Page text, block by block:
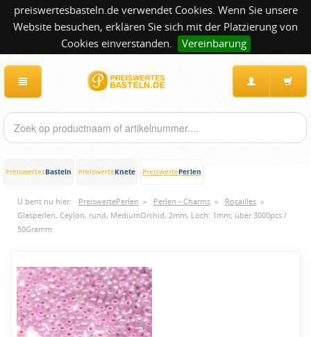
preiswertesbasteln.de verwendet Cookies. Wenn Sie unsere
Website besuchen, erklären Sie sich mit der Platzierung von
Cookies einverstanden.
Vereinbarung
PreiswertesBasteln PreiswerteKnete PreiswertePerlen
U bent nu hier: PreiswertePerlen » Perlen - Charms » Rocailles »
Glasperlen, Ceylon, rund, MediumOrchid, 2mm, Loch: 1mm; über 3000pcs /
50Gramm